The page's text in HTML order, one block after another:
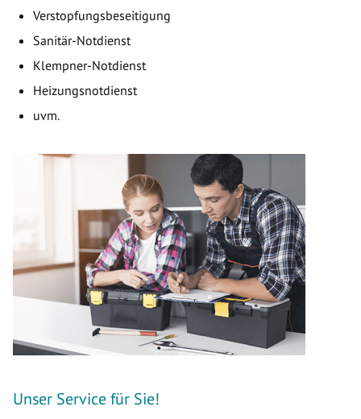
Verstopfungsbeseitigung
Sanitär-Notdienst
Klempner-Notdienst
Heizungsnotdienst
uvm.
Unser Service für Sie!